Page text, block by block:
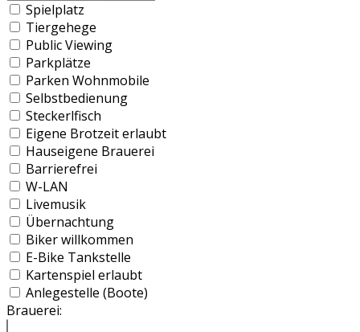
Spielplatz
Tiergehege
Public Viewing
Parkplätze
Parken Wohnmobile
Selbstbedienung
Steckerlfisch
Eigene Brotzeit erlaubt
Hauseigene Brauerei
Barrierefrei
W-LAN
Livemusik
Übernachtung
Biker willkommen
E-Bike Tankstelle
Kartenspiel erlaubt
Anlegestelle (Boote)
Brauerei: